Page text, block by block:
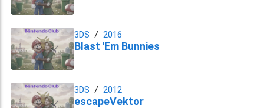
3DS 2016
Blast 'Em Bunnies
3DS 2012
escapeVektor